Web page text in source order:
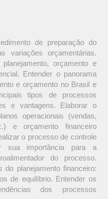
de preparação do
variações orçamentárias.
orçamento e
Entender o panorama
e orçamento no Brasil e
tipos de processos
e vantagens. Elaborar o
operacionais (vendas,
e orçamento financeiro
o processo de controle
sua importância para a
do processo.
do planejamento financeiro:
de equilíbrio. Entender os
dos processos